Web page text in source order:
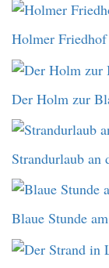
Holmer
Der Holm zur
Strandurlaub an
Blaue Stunde